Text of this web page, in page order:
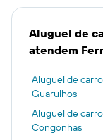
Aluguel de
atendem
Aluguel de
Guarulhos
Aluguel de
Congonhas